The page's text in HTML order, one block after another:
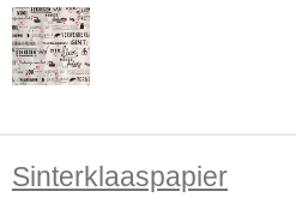
Sinterklaaspapier